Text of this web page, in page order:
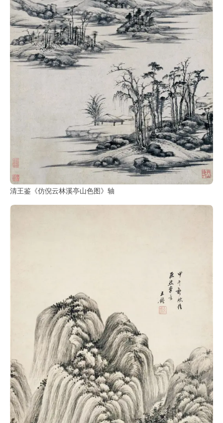
清王鉴《仿倪云林溪亭山色图》轴